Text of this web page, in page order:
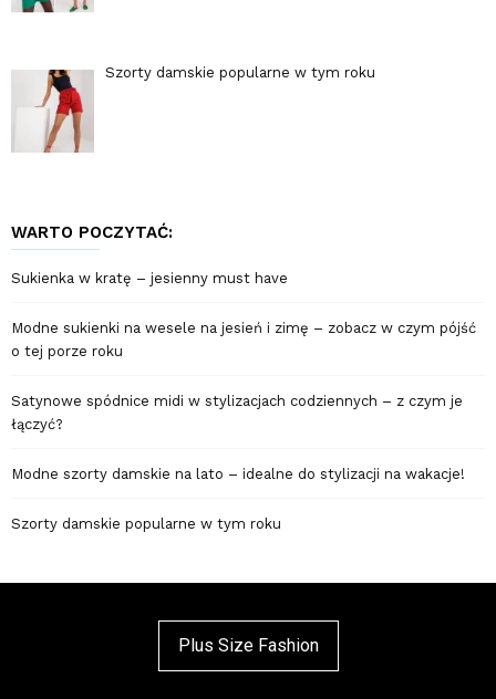
Szorty damskie popularne w tym roku
WARTO POCZYTAĆ:
Sukienka w kratę – jesienny must have
Modne sukienki na wesele na jesień i zimę – zobacz w czym pójść
o tej porze roku
Satynowe spódnice midi w stylizacjach codziennych – z czym je
łączyć?
Modne szorty damskie na lato – idealne do stylizacji na wakacje!
Szorty damskie popularne w tym roku
Plus Size Fashion